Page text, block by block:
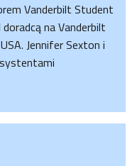
Vanderbilt Student
doradcą na Vanderbilt
Jennifer Sexton i